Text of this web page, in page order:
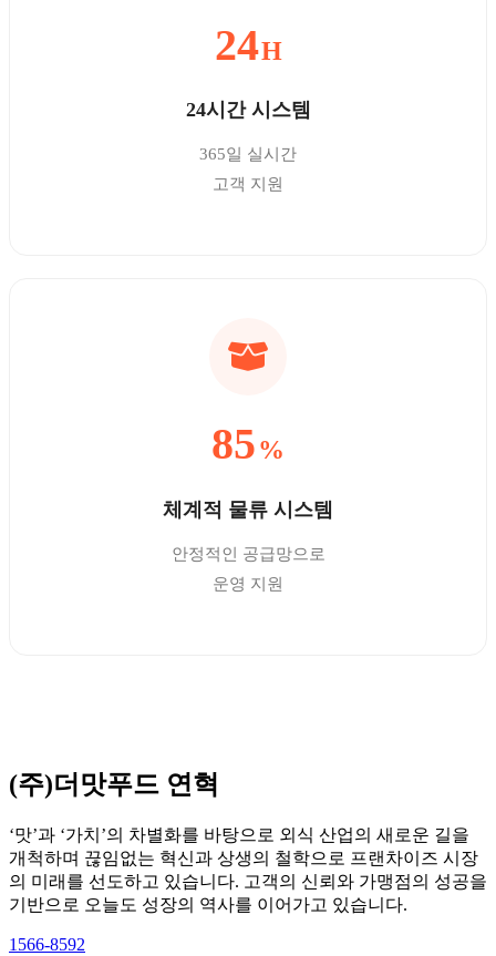
24H
24시간 시스템
365일 실시간
고객 지원
85%
체계적 물류 시스템
안정적인 공급망으로
운영 지원
(주)더맛푸드 연혁
‘맛’과 ‘가치’의 차별화를 바탕으로 외식 산업의 새로운 길을
개척하며 끊임없는 혁신과 상생의 철학으로 프랜차이즈 시장
의 미래를 선도하고 있습니다. 고객의 신뢰와 가맹점의 성공을
기반으로 오늘도 성장의 역사를 이어가고 있습니다.
1566-8592